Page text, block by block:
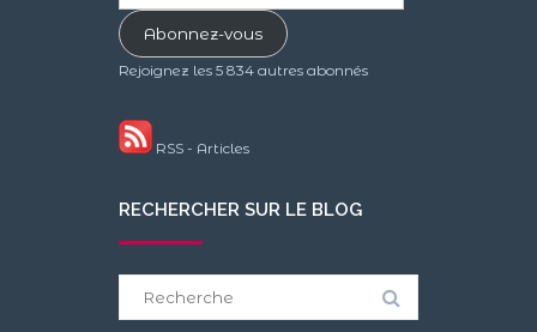
e-
mailAbonnez-vous
Rejoignez les 5 834 autres abonnés
RSS - Articles
RECHERCHER SUR LE BLOG